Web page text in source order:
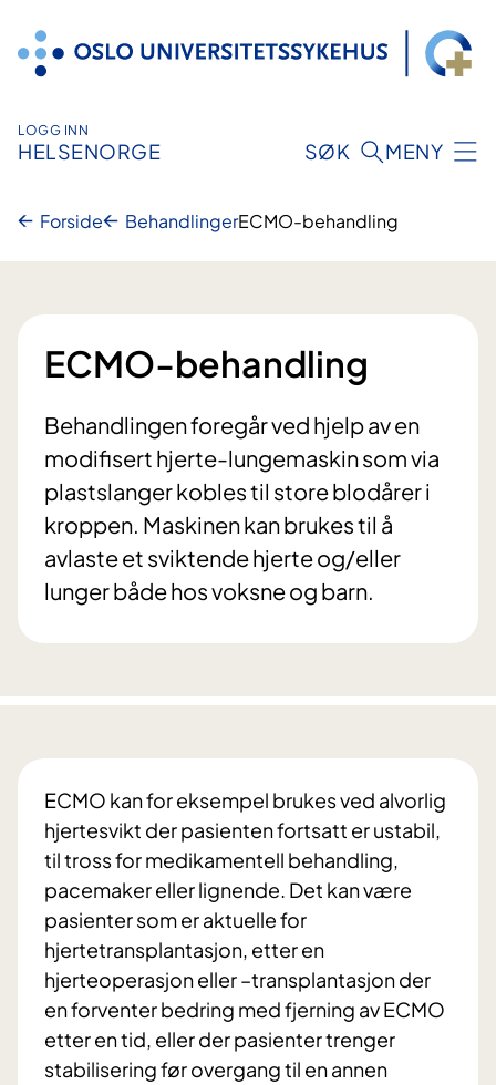
innhold
LOGG INN
HELSENORGE SØK MENY
Forside BehandlingerECMO-behandling
ECMO-behandling
Behandlingen foregår ved hjelp av en
modifisert hjerte-lungemaskin som via
plastslanger kobles til store blodårer i
kroppen. Maskinen kan brukes til å
avlaste et sviktende hjerte og/eller
lunger både hos voksne og barn.
ECMO kan for eksempel brukes ved alvorlig
hjertesvikt der pasienten fortsatt er ustabil,
til tross for medikamentell behandling,
pacemaker eller lignende. Det kan være
pasienter som er aktuelle for
hjertetransplantasjon, etter en
hjerteoperasjon eller –transplantasjon der
en forventer bedring med fjerning av ECMO
etter en tid, eller der pasienter trenger
stabilisering før overgang til en annen